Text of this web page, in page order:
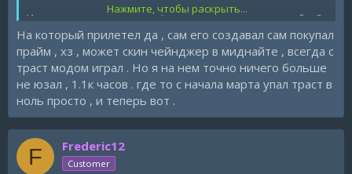
Использовал ли что-то ещё на аккаунте кроме миднайта?
Покупной акк или саморег?
Нажмите, чтобы раскрыть...
На который прилетел да , сам его создавал сам покупал
прайм , хз , может скин чейнджер в миднайте , всегда с
траст модом играл . Но я на нем точно ничего больше
не юзал , 1.1к часов . где то с начала марта упал траст в
ноль просто , и теперь вот .
F Frederic12
Customer